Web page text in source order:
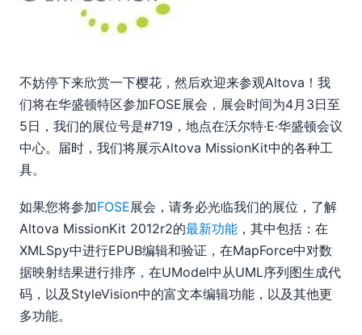
2008
2007
不妨停下来欣赏一下樱花，然后欢迎来参观Altova！我
们将在华盛顿特区参加FOSE展会，展会时间为4月3日至
5日，我们的展位号是#719，地点在沃尔特·E·华盛顿会议
中心。届时，我们将展示Altova MissionKit中的各种工
具。
如果您将参加FOSE展会，请务必光临我们的展位，了解
Altova MissionKit 2012r2的最新功能 ，其中包括：在
XMLSpy中进行EPUB编辑和验证，在MapForce中对数
据映射结果进行排序，在UModel中从UML序列图生成代
码，以及StyleVision中的富文本编辑功能，以及其他更
多功能。